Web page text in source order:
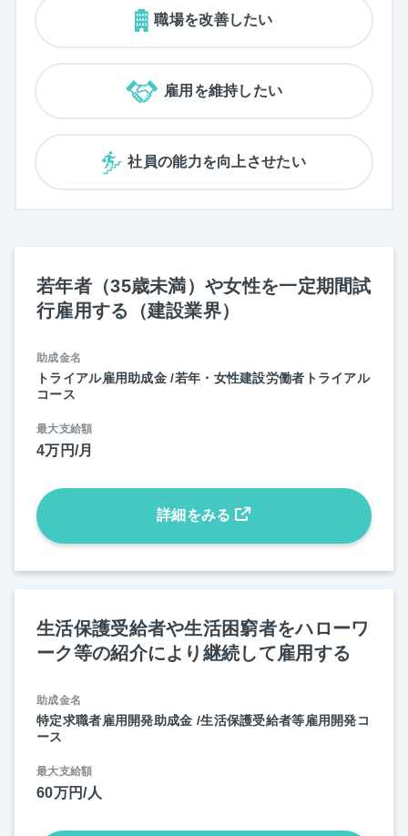
職場を改善したい
雇用を維持したい
社員の能力を向上させたい
若年者（35歳未満）や女性を一定期間試
行雇用する（建設業界）
助成金名
トライアル雇用助成金 /若年・女性建設労働者トライアル
コース
最大支給額
4万円/月
詳細をみる
生活保護受給者や生活困窮者をハローワ
ーク等の紹介により継続して雇用する
助成金名
特定求職者雇用開発助成金 /生活保護受給者等雇用開発コ
ース
最大支給額
60万円/人